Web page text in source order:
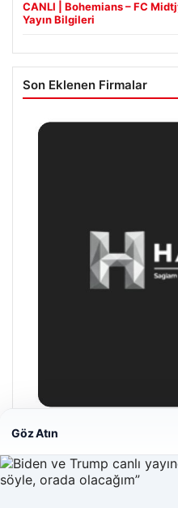
CANLI | Bohemians – FC
Yayın Bilgileri
Son Eklenen Firmalar
Hastaş Beton
26/05/2026
Göz Atın